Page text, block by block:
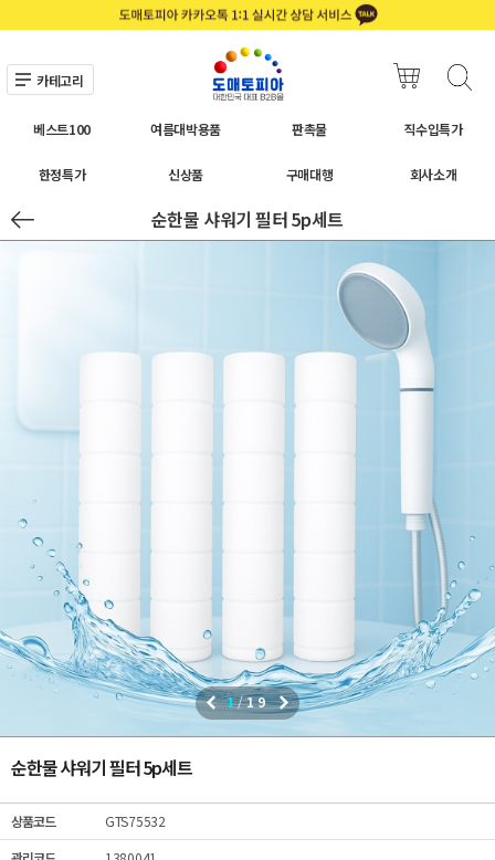
카테고리
베스트100 여름대박용품 판촉물 직수입특가
한정특가 신상품 구매대행 회사소개
순한물 샤워기 필터 5p세트
1/19
순한물 샤워기 필터 5p세트
상품코드
GTS75532